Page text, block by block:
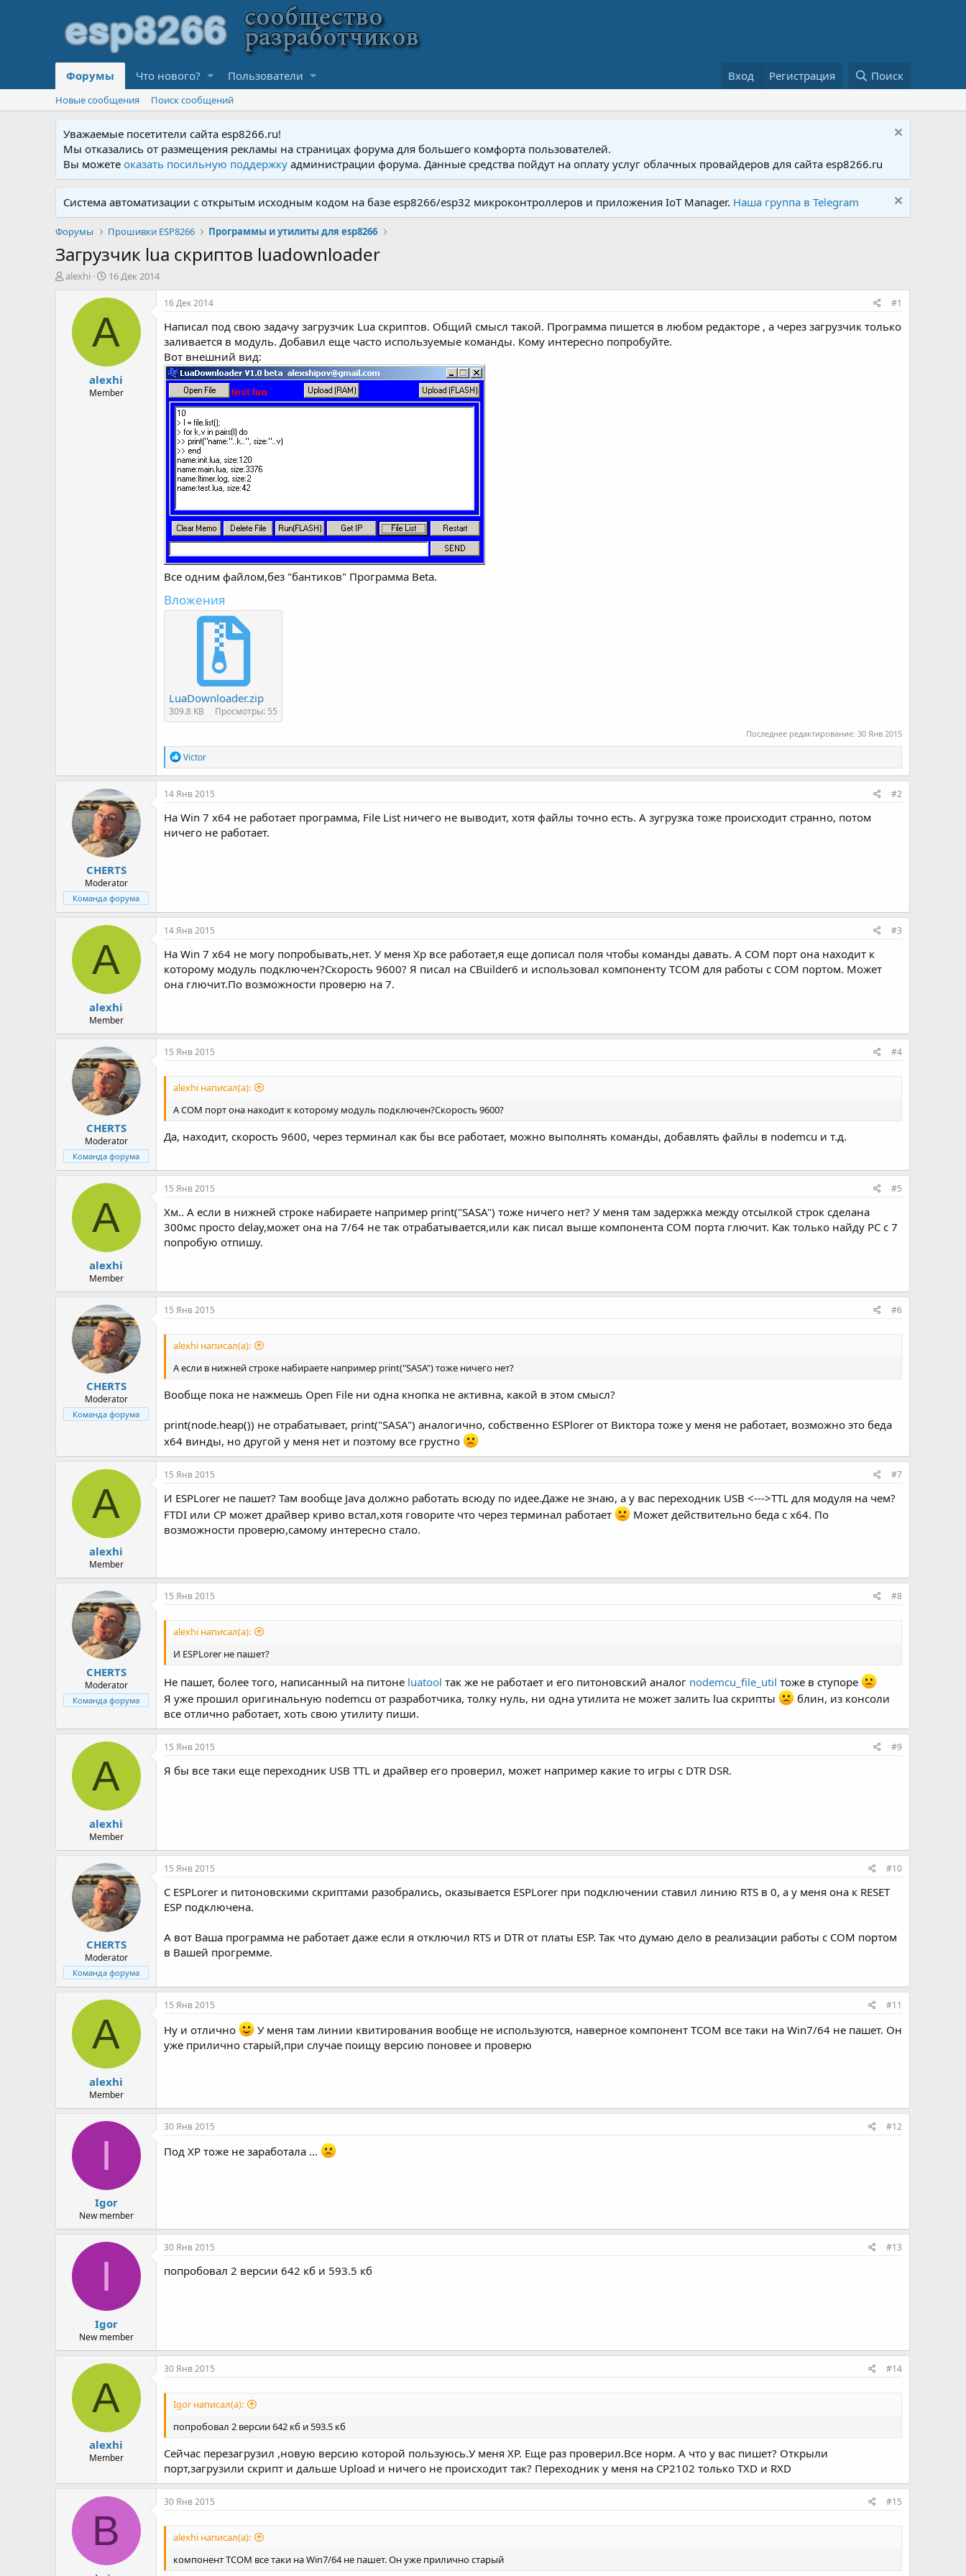
Форумы Что нового? Пользователи Вход Регистрация Поиск
Новые сообщения Поиск сообщений
Уважаемые посетители сайта esp8266.ru!
Мы отказались от размещения рекламы на страницах форума для большего комфорта пользователей.
Вы можетеоказать посильную поддержку администрации форума. Данные средства пойдут на оплату услуг облачных провайдеров для сайта esp8266.ru
Система автоматизации с открытым исходным кодом на базе esp8266/esp32 микроконтроллеров и приложения IoT Manager. Наша группа в Telegram
Форумы Прошивки ESP8266 Программы и утилиты для esp8266
Загрузчик lua скриптов luadownloader
А
alexhi
Д
т
н
а
а
л
а
16 Дек 2014
A
alexhi
Member
16 Дек 2014 #1
Написал под свою задачу загрузчик Lua скриптов. Общий смысл такой. Программа пишется в любом редакторе , а через загрузчик только
заливается в модуль. Добавил еще часто используемые команды. Кому интересно попробуйте.
Вот внешний вид:
Все одним файлом,без "бантиков" Программа Beta.
Вложения
LuaDownloader.zip
309.8 KB Просмотры: 55
Последнее редактирование: 30 Янв 2015
Р
е
а
к
и
и
:
Victor
CHERTS
Moderator
Команда форума
14 Янв 2015 #2
На Win 7 x64 не работает программа, File List ничего не выводит, хотя файлы точно есть. А зугрузка тоже происходит странно, потом
ничего не работает.
A
alexhi
Member
14 Янв 2015 #3
На Win 7 x64 не могу попробывать,нет. У меня Xp все работает,я еще дописал поля чтобы команды давать. А COM порт она находит к
которому модуль подключен?Скорость 9600? Я писал на CBuilder6 и использовал компоненту TCOM для работы с COM портом. Может
она глючит.По возможности проверю на 7.
CHERTS
Moderator
Команда форума
15 Янв 2015 #4
alexhi написал(а):
А COM порт она находит к которому модуль подключен?Скорость 9600?
Да, находит, скорость 9600, через терминал как бы все работает, можно выполнять команды, добавлять файлы в nodemcu и т.д.
A
alexhi
Member
15 Янв 2015 #5
Хм.. А если в нижней строке набираете например print("SASA") тоже ничего нет? У меня там задержка между отсылкой строк сделана
300мс просто delay,может она на 7/64 не так отрабатывается,или как писал выше компонента COM порта глючит. Как только найду PC с 7
попробую отпишу.
CHERTS
Moderator
Команда форума
15 Янв 2015 #6
alexhi написал(а):
А если в нижней строке набираете например print("SASA") тоже ничего нет?
Вообще пока не нажмешь Open File ни одна кнопка не активна, какой в этом смысл?
print(node.heap()) не отрабатывает, print("SASA") аналогично, собственно ESPlorer от Виктора тоже у меня не работает, возможно это беда
x64 винды, но другой у меня нет и поэтому все грустно
A
alexhi
Member
15 Янв 2015 #7
И ESPLorer не пашет? Там вообще Java должно работать всюду по идее.Даже не знаю, а у вас переходник USB <--->TTL для модуля на чем?
FTDI или CP может драйвер криво встал,хотя говорите что через терминал работает
Может действительно беда с x64. По
возможности проверю,самому интересно стало.
CHERTS
Moderator
Команда форума
15 Янв 2015 #8
alexhi написал(а):
И ESPLorer не пашет?
Не пашет, более того, написанный на питоне luatool так же не работает и его питоновский аналог nodemcu_file_util тоже в ступоре
Я уже прошил оригинальную nodemcu от разработчика, толку нуль, ни одна утилита не может залить lua скрипты
блин, из консоли
все отлично работает, хоть свою утилиту пиши.
A
alexhi
Member
15 Янв 2015 #9
Я бы все таки еще переходник USB TTL и драйвер его проверил, может например какие то игры с DTR DSR.
CHERTS
Moderator
Команда форума
15 Янв 2015 #10
C ESPLorer и питоновскими скриптами разобрались, оказывается ESPLorer при подключении ставил линию RTS в 0, а у меня она к RESET
ESP подключена.
А вот Ваша программа не работает даже если я отключил RTS и DTR от платы ESP. Так что думаю дело в реализации работы с COM портом
в Вашей прогремме.
A
alexhi
Member
15 Янв 2015 #11
Ну и отлично
У меня там линии квитирования вообще не используются, наверное компонент TCOM все таки на Win7/64 не пашет. Он
уже прилично старый,при случае поищу версию поновее и проверю
I
Igor
New member
30 Янв 2015 #12
Под XP тоже не заработала ...
I
Igor
New member
30 Янв 2015 #13
попробовал 2 версии 642 кб и 593.5 кб
A
alexhi
Member
30 Янв 2015 #14
Igor написал(а):
попробовал 2 версии 642 кб и 593.5 кб
Сейчас перезагрузил ,новую версию которой пользуюсь.У меня XP. Еще раз проверил.Все норм. А что у вас пишет? Открыли
порт,загрузили скрипт и дальше Upload и ничего не происходит так? Переходник у меня на CP2102 только TXD и RXD
B
30 Янв 2015 #15
alexhi написал(а):
компонент TCOM все таки на Win7/64 не пашет. Он уже прилично старый